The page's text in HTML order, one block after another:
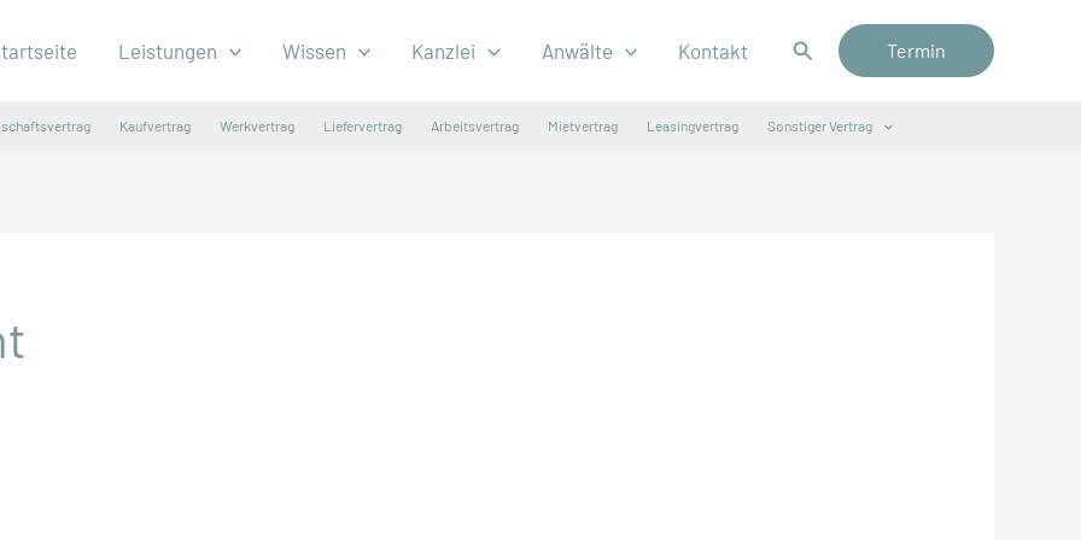
Leistungen Wissen Kanzlei Anwälte Kontakt Suchen Termin
Kaufvertrag Werkvertrag Liefervertrag Arbeitsvertrag Mietvertrag Leasingvertrag Sonstiger Vertrag